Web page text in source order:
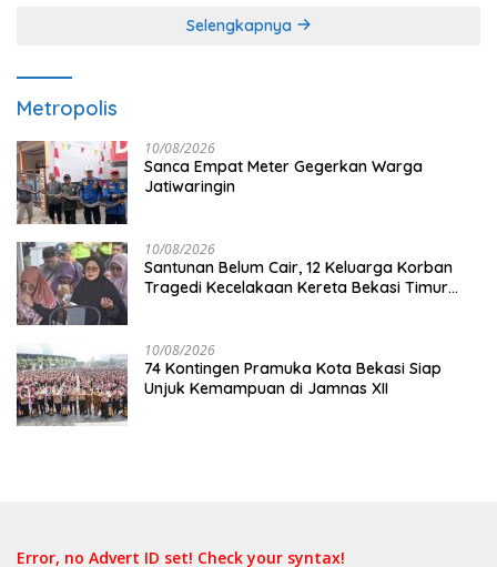
Selengkapnya
Metropolis
10/08/2026
Sanca Empat Meter Gegerkan Warga
Jatiwaringin
10/08/2026
Santunan Belum Cair, 12 Keluarga Korban
Tragedi Kecelakaan Kereta Bekasi Timur
10/08/2026
74 Kontingen Pramuka Kota Bekasi Siap
Unjuk Kemampuan di Jamnas XII
Error, no Advert ID set! Check your syntax!